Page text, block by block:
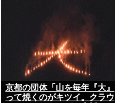
京都の団体「山を毎年『大』
って焼くのがキツイ。クラウ